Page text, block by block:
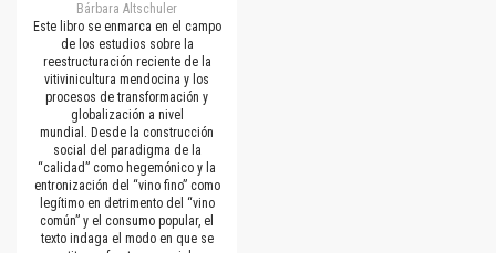
Bárbara Altschuler
Este libro se enmarca en el campo
de los estudios sobre la
reestructuración reciente de la
vitivinicultura mendocina y los
procesos de transformación y
globalización a nivel
mundial. Desde la construcción
social del paradigma de la
“calidad” como hegemónico y la
entronización del “vino fino” como
legítimo en detrimento del “vino
común” y el consumo popular, el
texto indaga el modo en que se